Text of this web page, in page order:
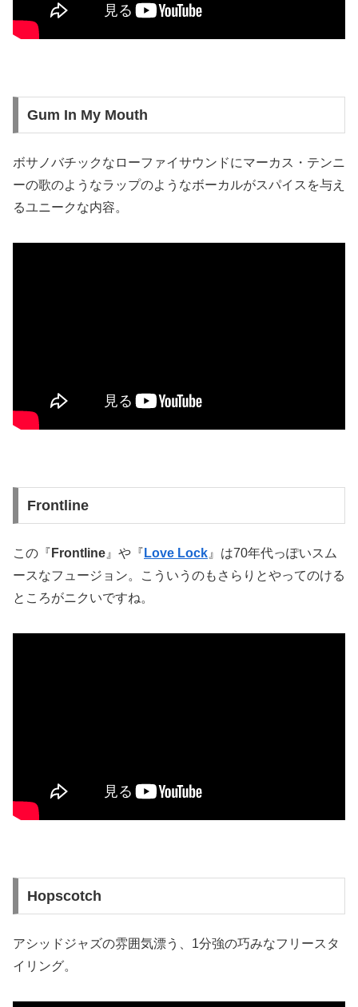
Gum In My Mouth
ボサノバチックなローファイサウンドにマーカス・テンニ
ーの歌のようなラップのようなボーカルがスパイスを与え
るユニークな内容。
Frontline
この『 Frontline 』や『 Love Lock 』は70年代っぽいスム
ースなフュージョン。こういうのもさらりとやってのける
ところがニクいですね。
Hopscotch
アシッドジャズの雰囲気漂う、1分強の巧みなフリースタ
イリング。